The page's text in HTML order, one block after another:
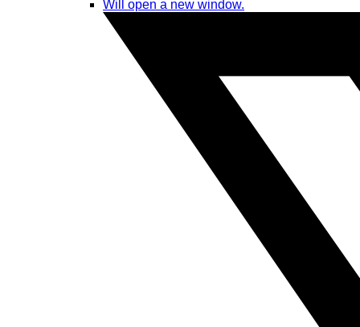
Will open a new window.